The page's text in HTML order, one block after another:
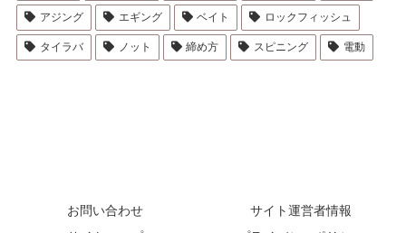
アジング エギング ベイト ロックフィッシュ
タイラバ ノット 締め方 スピニング 電動
お問い合わせ
サイト運営者情報